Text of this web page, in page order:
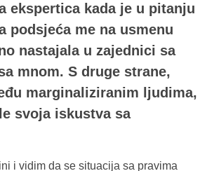
ekspertica kada je u pitanju
podsjeća me na usmenu
nastajala u zajednici sa
mnom. S druge strane,
marginaliziranim ljudima,
svoja iskustva sa
i vidim da se situacija sa pravima